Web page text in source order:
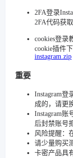
2FA登录
2FA代码获取
cookies登录
cookie插件下
instagram.zip
重要
Instagram登
成的，请更
Instagram账
后封禁账号
风险提醒：
请少量购买
卡密产品具